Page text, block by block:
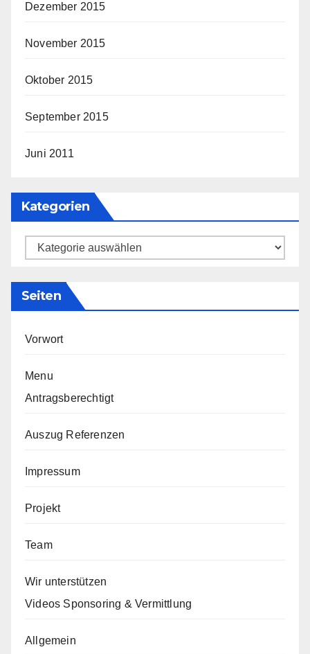
Dezember 2015
November 2015
Oktober 2015
September 2015
Juni 2011
Kategorien
Kategorien
Seiten
Vorwort
Menu
Antragsberechtigt
Auszug Referenzen
Impressum
Projekt
Team
Wir unterstützen
Videos Sponsoring & Vermittlung
Allgemein